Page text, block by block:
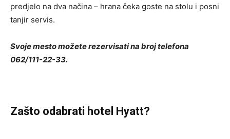
predjelo na dva načina – hrana čeka goste na stolu i posni
tanjir servis.
Svoje mesto možete rezervisati na broj telefona
062/111-22-33.
Zašto odabrati hotel Hyatt?